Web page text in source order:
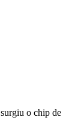
o chip de